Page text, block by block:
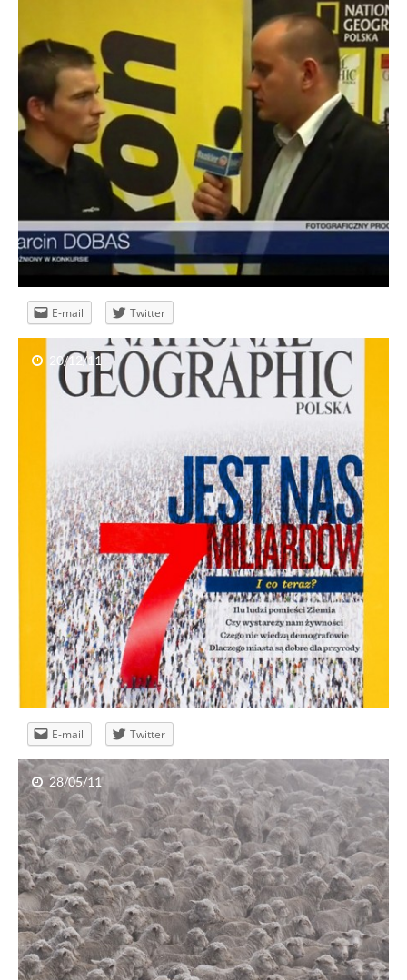
E-mail Twitter
Marcin Dobas – publikacja w National
Geographic
E-mail Twitter
20/12/11
Grand Press Photo 2011 – nominacje
28/05/11
Grand Press Photo 2011